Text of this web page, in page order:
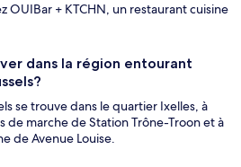
OUIBar + KTCHN, un restaurant cuisine
dans la région entourant
se trouve dans le quartier Ixelles, à
de marche de Station Trône-Troon et à
de Avenue Louise.